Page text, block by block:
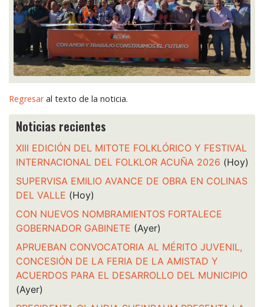
Regresaral texto de la noticia.
Noticias recientes
XIII EDICIÓN DEL MITOTE FOLKLÓRICO Y FESTIVAL
INTERNACIONAL DEL FOLKLOR ACUÑA 2026 (Hoy)
SUPERVISA EMILIO AVANCE DE OBRA EN COLINAS
DEL VALLE (Hoy)
CON NUEVOS NOMBRAMIENTOS FORTALECE
GOBERNADOR GABINETE (Ayer)
APRUEBAN CONVOCATORIA AL MÉRITO JUVENIL,
CONCESIÓN DE LA FERIA DE LA AMISTAD Y
ACUERDOS PARA EL DESARROLLO DEL MUNICIPIO
(Ayer)